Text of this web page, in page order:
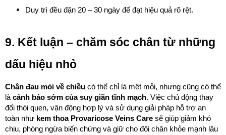
Duy trì đều đặn 20 – 30 ngày để đạt hiệu quả rõ rệt.
9. Kết luận – chăm sóc chân từ những
dấu hiệu nhỏ
Chân đau mỏi về chiều có thể chỉ là mệt mỏi, nhưng cũng có thể
là cảnh báo sớm của suy giãn tĩnh mạch. Việc chủ động thay
đổi thói quen, vận động hợp lý và sử dụng giải pháp hỗ trợ an
toàn như kem thoa Provaricose Veins Care sẽ giúp giảm khó
chịu, phòng ngừa biến chứng và giữ cho đôi chân khỏe mạnh lâu